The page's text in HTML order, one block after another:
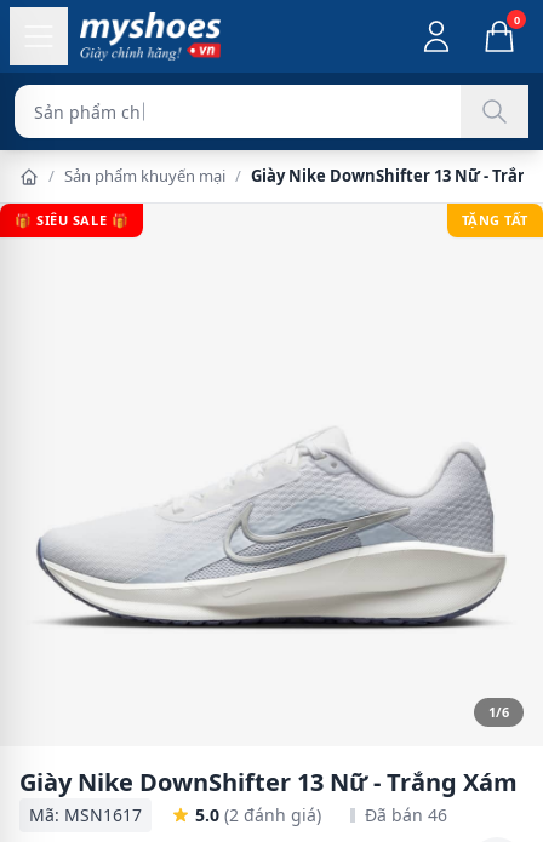
0
Sản phẩm chính hãng 1
/ Sản phẩm khuyến mại / Giày Nike DownShifter 13 Nữ - Trắng
🎁 SIÊU SALE 🎁 TẶNG TẤT
1/6
Giày Nike DownShifter 13 Nữ - Trắng Xám
Mã: MSN1617 5.0 (2 đánh giá) Đã bán 46